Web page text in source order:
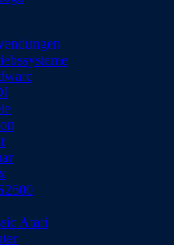
Atari-Computer und -Konsolen
Atari